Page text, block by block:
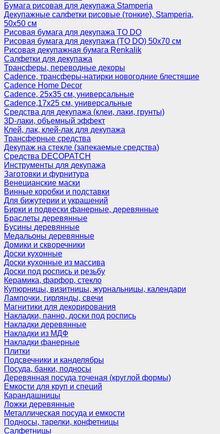
Бумага рисовая для декупажа Stamperia
Декупажные салфетки рисовые (тонкие), Stamperia,
50х50 см
Рисовая бумага для декупажа TO DO
Рисовая бумага для декупажа (TO DO) 50х70 см
Рисовая декупажная бумага Renkalik
Салфетки для декупажа
Трансферы, переводные декоры
Cadence, трансферы-натирки новогодние блестящие
Cadence Home Decor
Cadence, 25х35 см, универсальные
Cadence,17х25 см, универсальные
Средства для декупажа (клеи, лаки, грунты)
3D-лаки, объемный эффект
Клей, лак, клей-лак для декупажа
Трансферные средства
Декупаж на стекле (запекаемые средства)
Средства DECOPATCH
Инструменты для декупажа
Заготовки и фурнитура
Венецианские маски
Винные коробки и подставки
Для бижутерии и украшений
Бирки и подвески фанерные, деревянные
Браслеты деревянные
Бусины деревянные
Медальоны деревянные
Домики и скворечники
Доски кухонные
Доски кухонные из массива
Доски под роспись и резьбу
Керамика, фарфор, стекло
Купюрницы, визитницы, журнальницы, календари
Лампочки, гирлянды, свечи
Магнитики для декорирования
Накладки, панно, доски под роспись
Накладки деревянные
Накладки из МДФ
Накладки фанерные
Плитки
Подсвечники и канделябры
Посуда, банки, подносы
Деревянная посуда точеная (круглой формы)
Емкости для круп и специй
Карандашницы
Ложки деревянные
Металлическая посуда и емкости
Подносы, тарелки, конфетницы
Салфетницы